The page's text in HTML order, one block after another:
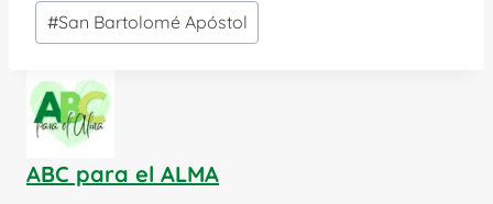
#San Bartolomé Apóstol
ABC para el ALMA